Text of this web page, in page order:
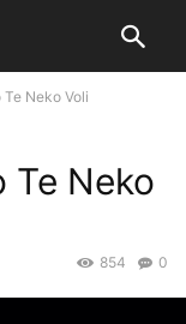
Te Neko Voli
Te Neko
0
854